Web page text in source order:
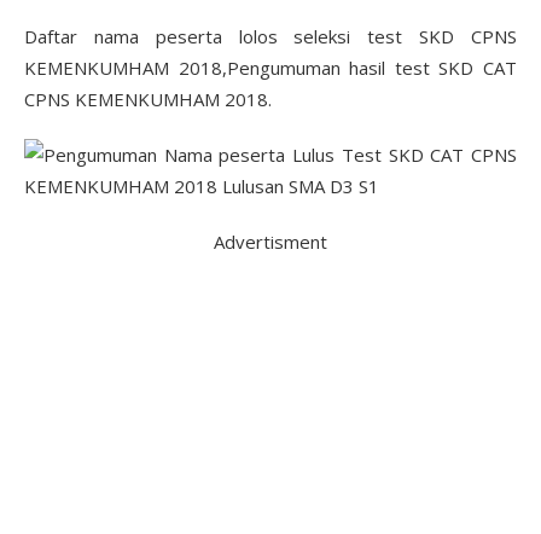
Daftar nama peserta lolos seleksi test SKD CPNS
KEMENKUMHAM 2018,Pengumuman hasil test SKD CAT
CPNS KEMENKUMHAM 2018.
Advertisment